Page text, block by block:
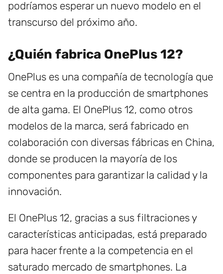
podríamos esperar un nuevo modelo en el
transcurso del próximo año.
¿Quién fabrica OnePlus 12?
OnePlus es una compañía de tecnología que
se centra en la producción de smartphones
de alta gama. El OnePlus 12, como otros
modelos de la marca, será fabricado en
colaboración con diversas fábricas en China,
donde se producen la mayoría de los
componentes para garantizar la calidad y la
innovación.
El OnePlus 12, gracias a sus filtraciones y
características anticipadas, está preparado
para hacer frente a la competencia en el
saturado mercado de smartphones. La